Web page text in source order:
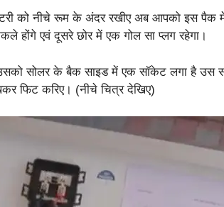
को नीचे रूम के अंदर रखीए अब आपको इस पैक
होंगे एवं दूसरे छोर में एक गोल सा प्लग रहेगा।
उसको सोलर के बैक साइड में एक सॉकेट लगा है उस
फिट करिए। (नीचे चित्र देखिए)